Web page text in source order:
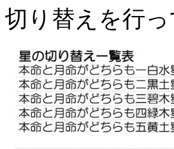
切り替えを行